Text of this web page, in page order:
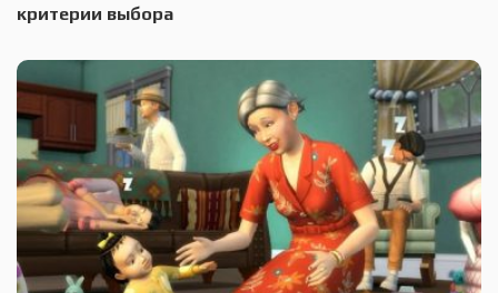
критерии выбора